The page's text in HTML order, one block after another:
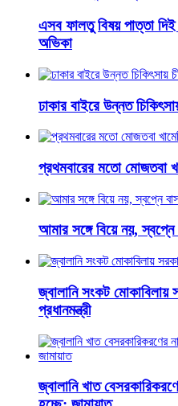
এসব ফালতু বিষয় পাত্তা দিই
অভিকা
ঢাকার বাইরে উন্নত
প্রথমবারের মতো মোজতবা
আমার সঙ্গে বিয়ে নয়,
জ্বালানি সংকট মোকাবিলায়
প্রধানমন্ত্রী
জ্বালানি খাত